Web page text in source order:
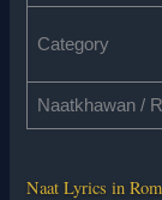
Category
Naatkhawan /
Naat Lyrics in